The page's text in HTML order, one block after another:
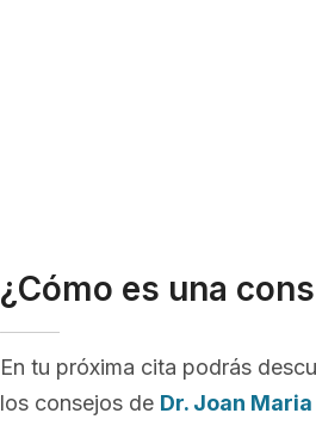
¿Cómo es una
En tu próxima cita podrás
los consejos de Dr. Joan